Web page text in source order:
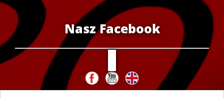
Nasz Facebook